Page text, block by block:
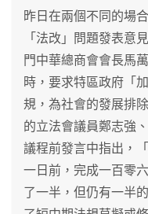
昨日在兩個不同的場
「法改」問題發表意
門中華總商會會長馬
時，要求特區政府「
規，為社會的發展排
的立法會議員鄭志強
議程前發言中指出，
一日前，完成一百零
了一半，但仍有一半